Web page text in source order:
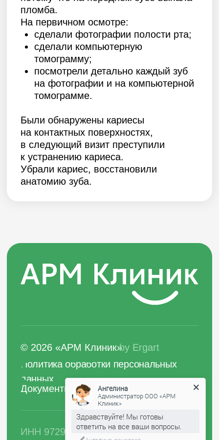
анатомию зуба.
ИНН 9729041467
© 2026 «АРМ Клиник»
Документы
Политика обработки персональных
данных
by Ergart
Ангелина
Администратор ООО «АРМ
Клиник»
Здравствуйте! Мы готовы
ответить на все ваши вопросы.